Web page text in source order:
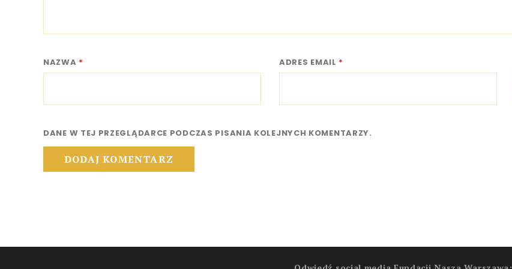
NAZWA * ADRES EMAIL *
DANE W TEJ PRZEGLĄDARCE PODCZAS PISANIA KOLEJNYCH KOMENTARZY.